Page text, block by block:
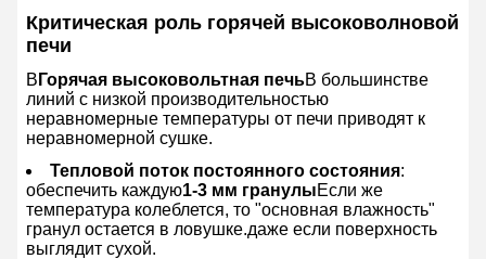
Критическая роль горячей высоковолновой
печи
В Горячая высоковольтная печьВ большинстве
линий с низкой производительностью
неравномерные температуры от печи приводят к
неравномерной сушке.
Тепловой поток постоянного состояния:
обеспечить каждую1-3 мм гранулыЕсли же
температура колеблется, то "основная влажность"
гранул остается в ловушке.даже если поверхность
выглядит сухой.